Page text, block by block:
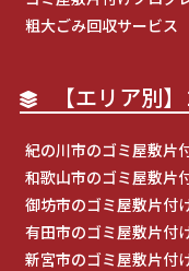
粗大ごみ回収サービス
【エリア別
紀の川市のゴミ屋敷片
和歌山市のゴミ屋敷片
御坊市のゴミ屋敷片付
有田市のゴミ屋敷片付
新宮市のゴミ屋敷片付